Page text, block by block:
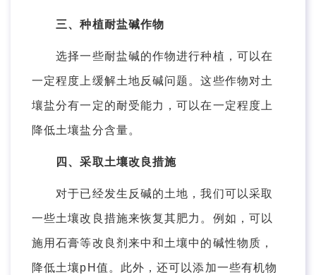
三、种植耐盐碱作物
选择一些耐盐碱的作物进行种植，可以在
一定程度上缓解土地反碱问题。这些作物对土
壤盐分有一定的耐受能力，可以在一定程度上
降低土壤盐分含量。
四、采取土壤改良措施
对于已经发生反碱的土地，我们可以采取
一些土壤改良措施来恢复其肥力。例如，可以
施用石膏等改良剂来中和土壤中的碱性物质，
降低土壤pH值。此外，还可以添加一些有机物